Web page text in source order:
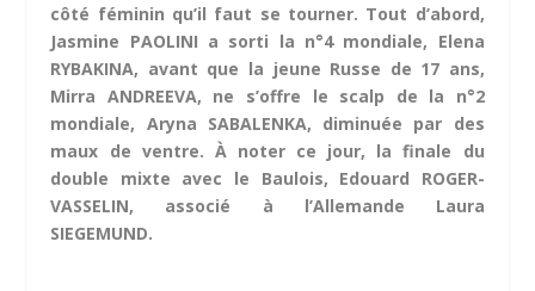
côté féminin qu’il faut se tourner. Tout d’abord,
Jasmine PAOLINI a sorti la n°4 mondiale, Elena
RYBAKINA, avant que la jeune Russe de 17 ans,
Mirra ANDREEVA, ne s’offre le scalp de la n°2
mondiale, Aryna SABALENKA, diminuée par des
maux de ventre. À noter ce jour, la finale du
double mixte avec le Baulois, Edouard ROGER-
VASSELIN, associé à l’Allemande Laura
SIEGEMUND.